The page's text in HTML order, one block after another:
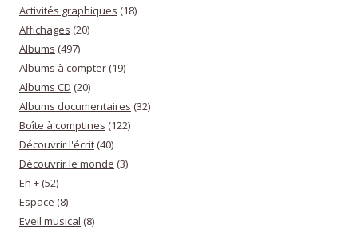
Activités graphiques (18)
Affichages (20)
Albums (497)
Albums à compter (19)
Albums CD (20)
Albums documentaires (32)
Boîte à comptines (122)
Découvrir l'écrit (40)
Découvrir le monde (3)
En + (52)
Espace (8)
Eveil musical (8)